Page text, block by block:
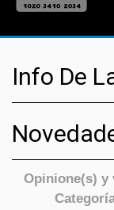
Info De
Opinione(s) y